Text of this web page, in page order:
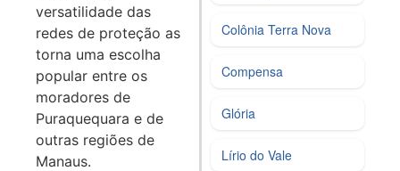
versatilidade das
redes de proteção as
torna uma escolha
popular entre os
moradores de
Puraquequara e de
outras regiões de
Manaus.
Colônia Terra Nova
Compensa
Glória
Lírio do Vale